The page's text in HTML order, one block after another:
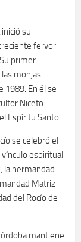
su
fervor
primer
monjas
1989. En él se
Niceto
Espíritu Santo.
se celebró el
espiritual
la hermandad
Matriz
del Rocío de
mantiene